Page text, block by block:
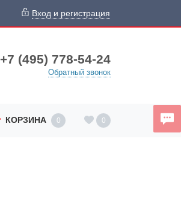
Вход и регистрация
+7 (495) 778-54-24
Обратный звонок
КОРЗИНА 0 0